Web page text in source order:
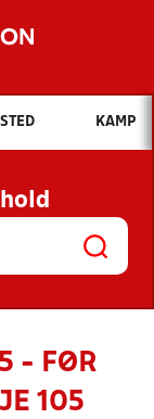
du søge efter?
NYHEDER
OG
KAMP
- FØR
105